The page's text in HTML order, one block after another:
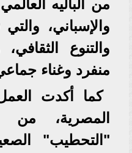
من الباليه
والإسباني،
والتنوع
منفرد وغناء
كما أكدت
المصرية، من
"التحطيب"